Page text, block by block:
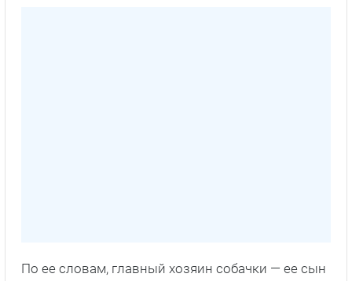
По ее словам, главный хозяин собачки — ее сын